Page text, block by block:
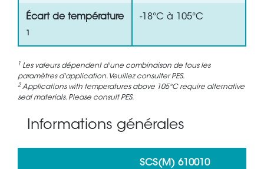
Écart de température -18°C à 105°C
1 Les valeurs dépendent d'une combinaison de tous les
paramètres d'application. Veuillez consulter PES.
2 Applications with temperatures above 105°C require alternative
seal materials. Please consult PES.
Informations générales
SCS(M) 610010